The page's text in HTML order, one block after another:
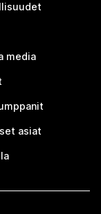
media
asiat